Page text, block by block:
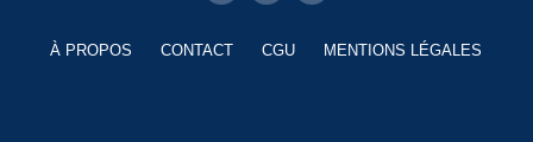
À PROPOS CONTACT CGU MENTIONS LÉGALES